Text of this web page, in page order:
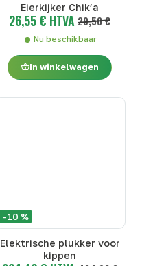
Eierkijker Chik’a
26,55 € HTVA 29,50 €
Nu beschikbaar
In winkelwagen
-10 %
Elektrische plukker voor
kippen